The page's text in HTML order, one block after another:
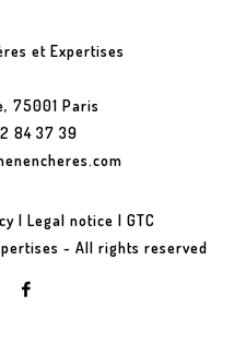
et Expertises
75001 Paris
84 37 39
| Legal notice | GTC
- All rights reserved